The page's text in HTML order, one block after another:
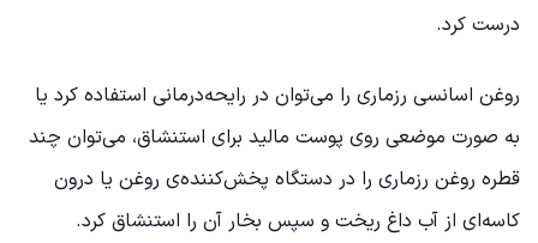
درست کرد.
روغن اسانسی رزماری را می‌توان در رایحه‌درمانی استفاده کرد یا
به صورت موضعی روی پوست مالید برای استنشاق، می‌توان چند
قطره روغن رزماری را در دستگاه پخش‌کننده‌ی روغن یا درون
کاسه‌ای از آب داغ ریخت و سپس بخار آن را استنشاق کرد.